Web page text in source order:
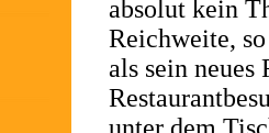
absolut kein
Reichweite,
als sein